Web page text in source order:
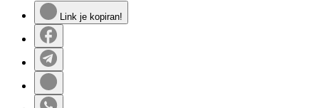
Link je kopiran!